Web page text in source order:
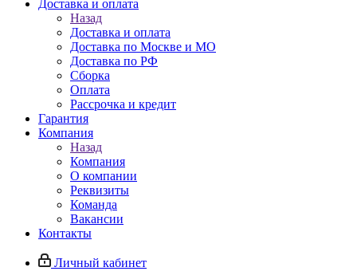
Доставка и оплата
Назад
Доставка и оплата
Доставка по Москве и МО
Доставка по РФ
Сборка
Оплата
Рассрочка и кредит
Гарантия
Компания
Назад
Компания
О компании
Реквизиты
Команда
Вакансии
Контакты
Личный кабинет